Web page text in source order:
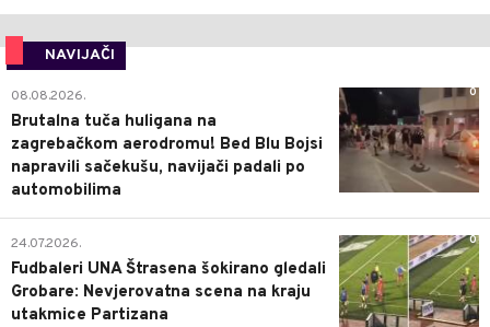
NAVIJAČI
0
08.08.2026.
Brutalna tuča huligana na
zagrebačkom aerodromu! Bed Blu Bojsi
napravili sačekušu, navijači padali po
automobilima
0
24.07.2026.
Fudbaleri UNA Štrasena šokirano gledali
Grobare: Nevjerovatna scena na kraju
utakmice Partizana